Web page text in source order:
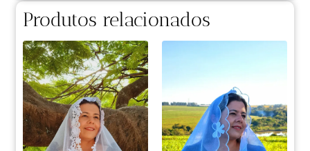
Produtos relacionados